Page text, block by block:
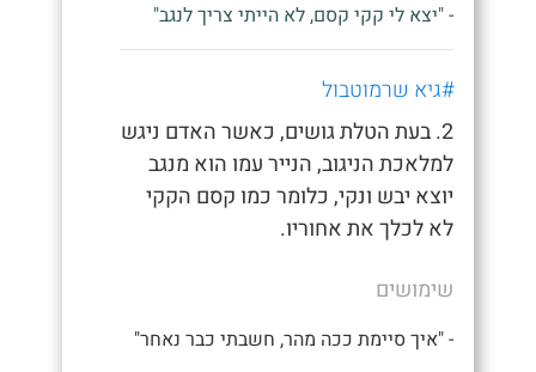
- "יצא לי קקי קסם, לא הייתי צריך לנגב"
#גיא שרמוטבול
2. בעת הטלת גושים, כאשר האדם ניגש
למלאכת הניגוב, הנייר עמו הוא מנגב
יוצא יבש ונקי, כלומר כמו קסם הקקי
לא לכלך את אחוריו.
שימושים
- "איך סיימת ככה מהר, חשבתי כבר נאחר"